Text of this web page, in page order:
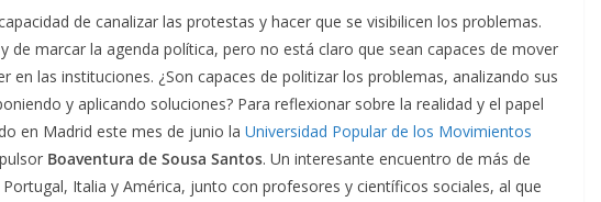
de canalizar las protestas y hacer que se visibilicen los problemas.
de marcar la agenda política, pero no está claro que sean capaces de mover
en las instituciones. ¿Son capaces de politizar los problemas, analizando sus
y aplicando soluciones? Para reflexionar sobre la realidad y el papel
en Madrid este mes de junio la Universidad Popular de los Movimientos
Boaventura de Sousa Santos. Un interesante encuentro de más de
Italia y América, junto con profesores y científicos sociales, al que